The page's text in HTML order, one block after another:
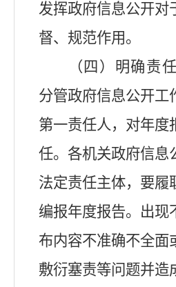
发挥政府信息公开对
督、规范作用。
（四）明确责
分管政府信息公开工
第一责任人，对年度
任。各机关政府信息
法定责任主体，要履
编报年度报告。出现
布内容不准确不全面
敷衍塞责等问题并造